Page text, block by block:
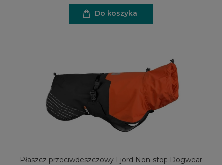
Do koszyka
Płaszcz przeciwdeszczowy Fjord Non-stop Dogwear